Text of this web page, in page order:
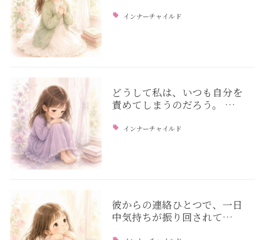
インナーチャイルド
どうして私は、いつも自分を
責めてしまうのだろう。 …
インナーチャイルド
彼からの連絡ひとつで、一日
中気持ちが振り回されて…